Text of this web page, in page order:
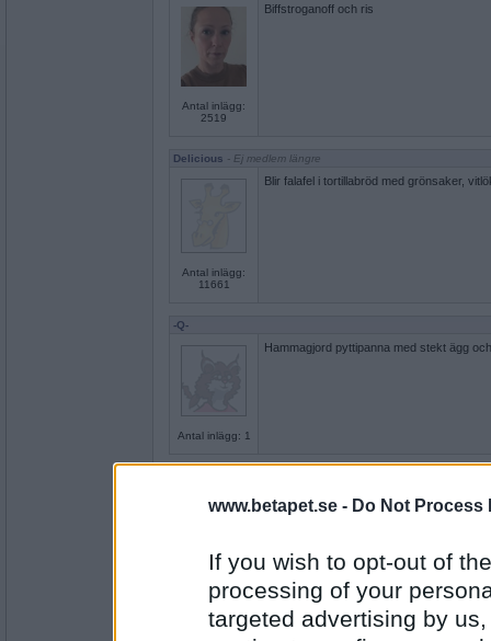
www.betapet.se - Do Not Process
If you wish to opt-out of
processing of your
targeted advertising by
Antal inlägg:
2519
Biffstroganoff och ris
Delicious - Ej medlem längre
Antal inlägg:
11661
Blir falafel i tortillabröd med grönsaker,
-Q-
Antal inlägg: 1
Hammagjord pyttipanna med stekt ägg
Antal inlägg: 616
jansssonsfrestelse blev det här :=)
Biggalo